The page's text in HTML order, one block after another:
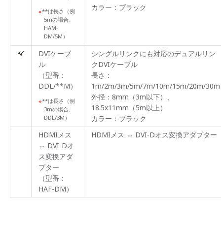
**は長さ（例
5mの場合、
HAM-
DM/5M）
カラー：ブラック
DVIケーブ
ル
（型番：
DDL/**M）
**は長さ（例
3mの場合、
DDL/3M）
シングルリンクにも対応のデュアルリン
クDVIケーブル
長さ：
1m/2m/3m/5m/7m/10m/15m/20m/30m
外径：8mm（3m以下）、
18.5x11mm（5m以上）
カラー：ブラック
HDMIメス
⇔ DVI-Dオ
ス変換アダ
プター
（型番：
HAF-DM）
HDMIメス ⇔ DVI-Dオス変換アダプター